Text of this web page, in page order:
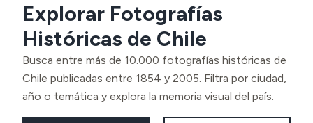
Explorar Fotografías
Históricas de Chile
Busca entre más de 10.000 fotografías históricas de
Chile publicadas entre 1854 y 2005. Filtra por ciudad,
año o temática y explora la memoria visual del país.